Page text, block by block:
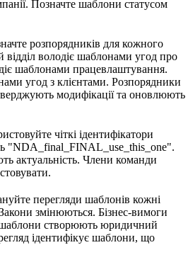
Позначте шаблони статусом
розпорядників для кожного
володіє шаблонами угод про
шаблонами працевлаштування.
угод з клієнтами. Розпорядники
модифікації та оновлюють
чіткі ідентифікатори
"NDA_final_FINAL_use_this_one".
актуальність. Члени команди
перегляди шаблонів кожні
змінюються. Бізнес-вимоги
шаблони створюють юридичний
ідентифікує шаблони, що